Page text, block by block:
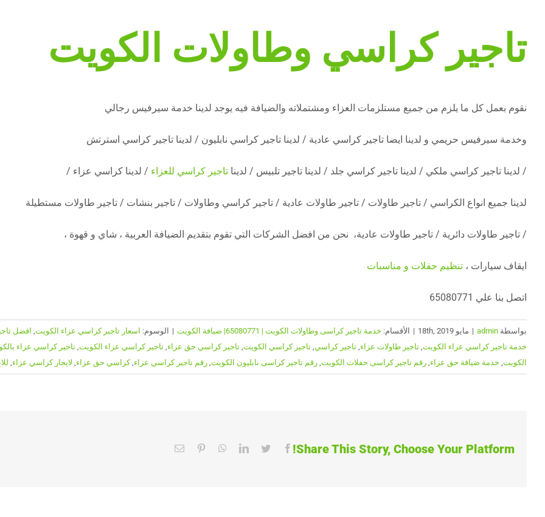
تاجير كراسي وطاولات الكويت
نقوم بعمل كل ما يلزم من جميع مستلزمات العزاء ومشتملاته والضيافة فيه يوجد لدينا خدمة سيرفيس رجالي
وخدمة سيرفيس حريمي و لدينا ايضا تاجير كراسي عادية / لدينا تاجير كراسي نابليون / لدينا تاجير كراسي استرتش
/ لدينا تاجير كراسي ملكي / لدينا تاجير كراسي جلد / لدينا تاجير تلبيس / لدينا تاجير كراسي للعزاء / لدينا كراسي عزاء /
لدينا جميع انواع الكراسي / تاجير طاولات / تاجير طاولات عادية / تاجير كراسي وطاولات / تاجير بنشات / تاجير طاولات مستطيلة
/ تاجير طاولات دائرية / تاجير طاولات عادية، نحن من افضل الشركات التي تقوم بتقديم الضيافة العربية ، شاي و قهوة ،
ايقاف سيارات ، تنظيم حفلات و مناسبات
اتصل بنا علي 65080771
بواسطة admin
| مايو 18th, 2019 | الأقسام: خدمة تاجير كراسى وطاولات الكويت | 65080771| ضيافة الكويت | الوسوم: اسعار تاجير كراسي عزاء الكويت, افضل
خدمة تاجير كراسي عزاء الكويت, تاجير طاولات عزاء, تاجير كراسي, تاجير كراسي الكويت, تاجير كراسي حق عزاء, تاجير كراسي عزاء الكويت, تاجير كراسي عزاء
الكويت, خدمة ضيافة حق عزاء, رقم تاجير كراسى حفلات الكويت, رقم تاجير كراسى نابليون الكويت, رقم تاجير كراسي عزاء,كراسي حق عزاء, لايجار كراسي عزاء,
Share This Story, Choose Your Platform!
Facebook
Twitter
LinkedIn
WhatsApp
Pinterest
Email